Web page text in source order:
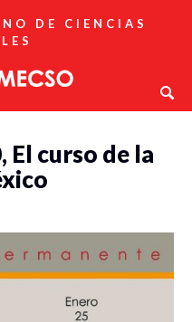
DE CIENCIAS
El curso de la